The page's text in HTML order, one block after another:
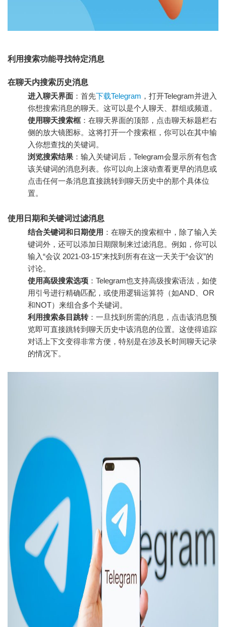
利用搜索功能寻找特定消息
在聊天内搜索历史消息
进入聊天界面 ：首先下载Telegram ，打开Telegram并进入
你想搜索消息的聊天。这可以是个人聊天、群组或频道。
使用聊天搜索框：在聊天界面的顶部，点击聊天标题栏右
侧的放大镜图标。这将打开一个搜索框，你可以在其中输
入你想查找的关键词。
浏览搜索结果 ：输入关键词后，Telegram会显示所有包含
该关键词的消息列表。你可以向上滚动查看更早的消息或
点击任何一条消息直接跳转到聊天历史中的那个具体位
置。
使用日期和关键词过滤消息
结合关键词和日期使用 ：在聊天的搜索框中，除了输入关
键词外，还可以添加日期限制来过滤消息。例如，你可以
输入“会议 2021-03-15”来找到所有在这一天关于“会议”的
讨论。
使用高级搜索选项 ：Telegram也支持高级搜索语法，如使
用引号进行精确匹配，或使用逻辑运算符（如AND、OR
和NOT）来组合多个关键词。
利用搜索条目跳转：一旦找到所需的消息，点击该消息预
览即可直接跳转到聊天历史中该消息的位置。这使得追踪
对话上下文变得非常方便，特别是在涉及长时间聊天记录
的情况下。